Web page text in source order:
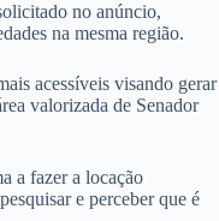
no anúncio,
na mesma região.
acessíveis visando gerar
valorizada de Senador
a fazer a locação
e perceber que é